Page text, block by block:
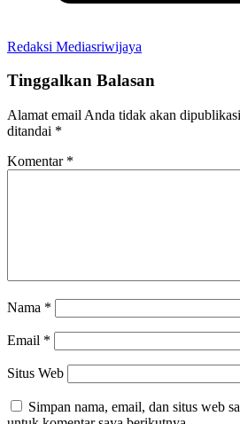
Redaksi Mediasriwijaya
Tinggalkan Balasan
Alamat email Anda tidak akan
ditandai *
Komentar *
Nama *
Email *
Situs Web
Simpan nama, email, dan situs web